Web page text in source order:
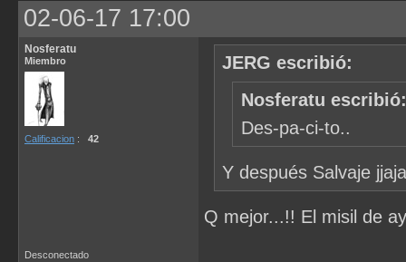
02-06-17 17:00
Nosferatu
Miembro
Calificacion : 42
JERG escribió:
Nosferatu escribió:
Des-pa-ci-to..
Y después Salvaje
Q mejor...!! El misil de
Desconectado